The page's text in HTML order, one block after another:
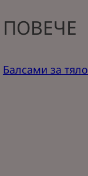
Балсами за тяло